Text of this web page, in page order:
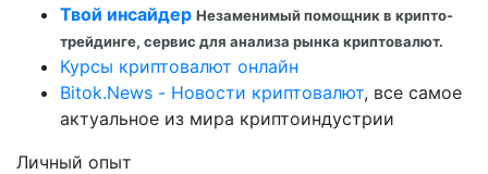
Твой инсайдер Незаменимый помощник в крипто-
трейдинге, сервис для анализа рынка криптовалют.
Курсы криптовалют онлайн
Bitok.News - Новости криптовалют, все самое
актуальное из мира криптоиндустрии
Личный опыт